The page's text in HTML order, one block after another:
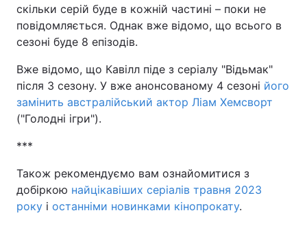
скільки серій буде в кожній частині – поки не
повідомляється. Однак вже відомо, що всього в
сезоні буде 8 епізодів.
Вже відомо, що Кавілл піде з серіалу "Відьмак"
після 3 сезону. У вже анонсованому 4 сезоні його
замінить австралійський актор Ліам Хемсворт
("Голодні ігри").
***
Також рекомендуємо вам ознайомитися з
добіркою найцікавіших серіалів травня 2023
року і останніми новинками кінопрокату.